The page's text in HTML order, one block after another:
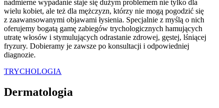
nadmierne wypadanie staje się dużym problemem nie tylko dla
wielu kobiet, ale też dla mężczyzn, którzy nie mogą pogodzić się
z zaawansowanymi objawami łysienia. Specjalnie z myślą o nich
oferujemy bogatą gamę zabiegów trychologicznych hamujących
utratę włosów i stymulujących odrastanie zdrowej, gęstej, lśniącej
fryzury. Dobieramy je zawsze po konsultacji i odpowiedniej
diagnozie.
TRYCHOLOGIA
Dermatologia